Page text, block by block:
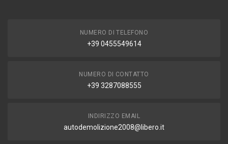
NUMERO DI TELEFONO
+39 0455549614
NUMERO DI CONTATTO
+39 3287088555
INDIRIZZO EMAIL
autodemolizione2008@libero.it